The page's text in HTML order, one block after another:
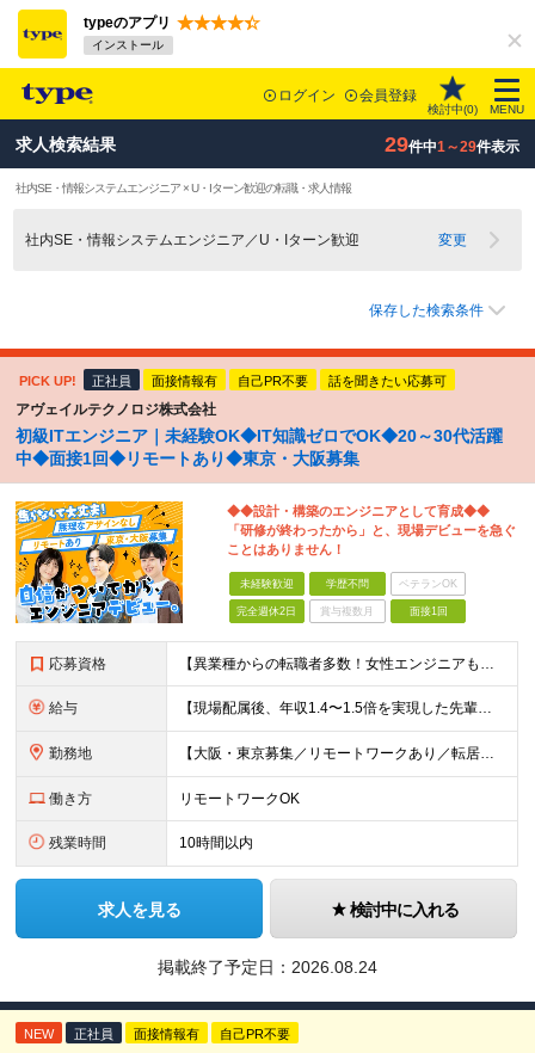
typeのアプリ
インストール
ログイン 会員登録
検討中(0) MENU
求人検索結果 29件中1～29件表示
社内SE・情報システムエンジニア × U・Iターン歓迎の転職・求人情報
社内SE・情報システムエンジニア／U・Iターン歓迎 変更
保存した検索条件
PICK UP! 正社員 面接情報有 自己PR不要 話を聞きたい応募可
アヴェイルテクノロジ株式会社
初級ITエンジニア｜未経験OK◆IT知識ゼロでOK◆20～30代活躍
中◆面接1回◆リモートあり◆東京・大阪募集
◆◆設計・構築のエンジニアとして育成◆◆
「研修が終わったから」と、現場デビューを急ぐ
ことはありません！
未経験歓迎 学歴不問 ベテランOK
完全週休2日 賞与複数月 面接1回
応募資格 【異業種からの転職者多数！女性エンジニアも活躍中】 ◆学歴不問 ◆未経験OK ≪こんな方を歓迎しています≫ ◎未経験から成長できる環境で活躍したい方 ◎大学やスクールでIT系のスキルを学んだことのあ
給与 【現場配属後、年収1.4〜1.5倍を実現した先輩も！残業代全額支給】 ◆給与は経験やスキルに応じて決定します ◆年俸制250万円～350万円（1/12を月々支給） ≪年収UPの例≫ ◎飲食業からのキ
勤務地 【大阪・東京募集／リモートワークあり／転居を伴う転勤なし】 東京本社、大阪事務所、または東京23区内・関西（大阪・兵庫）の各クライアント先勤務 ◆入社後、約1年間はクライアント先ではなく 自社内（東
働き方 リモートワークOK
残業時間 10時間以内
求人を見る 検討中に入れる
掲載終了予定日： 2026.08.24
NEW 正社員 面接情報有 自己PR不要